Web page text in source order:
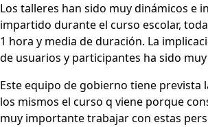
Los talleres han sido muy dinámicos e
impartido durante el curso escolar,
1 hora y media de duración. La
de usuarios y participantes ha sido
Este equipo de gobierno tiene prevista
los mismos el curso q viene porque
muy importante trabajar con estas